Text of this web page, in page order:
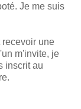
Je me suis
recevoir une
m'invite, je
inscrit au